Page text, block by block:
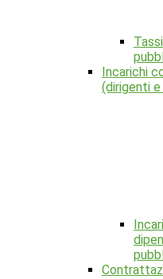
Incarichi
(dirigenti